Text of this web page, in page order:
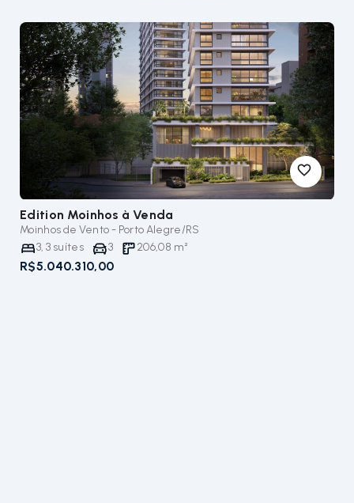
Edition Moinhos à Venda
Moinhos de Vento - Porto Alegre/RS
3,3 suítes 3 206,08 m²
R$5.040.310,00